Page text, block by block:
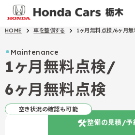
HOME 車を整備する 1ヶ月無料点検/6ヶ月
Maintenance
1ヶ月無料点検/
6ヶ月無料点検
空き状況の確認も可能
整備の見積/予